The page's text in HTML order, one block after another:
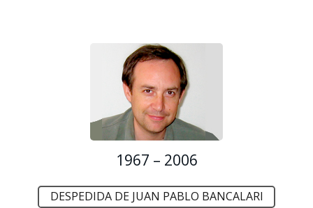
1967 – 2006
DESPEDIDA DE JUAN PABLO BANCALARI